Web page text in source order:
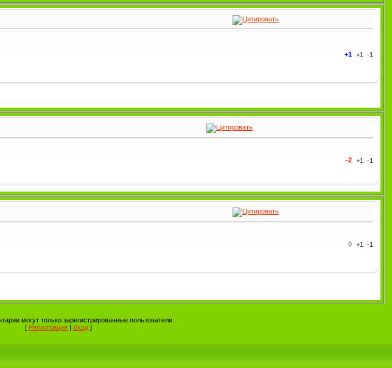
+1
-2
0
могут только зарегистрированные пользователи.
[ Регистрация | Вход ]